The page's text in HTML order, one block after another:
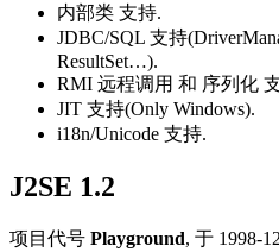
内部类 支持.
JDBC/SQL 支持
ResultSet…).
RMI 远程调用 和 序列化
JIT 支持(Only Windows).
i18n/Unicode 支持.
J2SE 1.2
项目代号 Playground, 于 1998-